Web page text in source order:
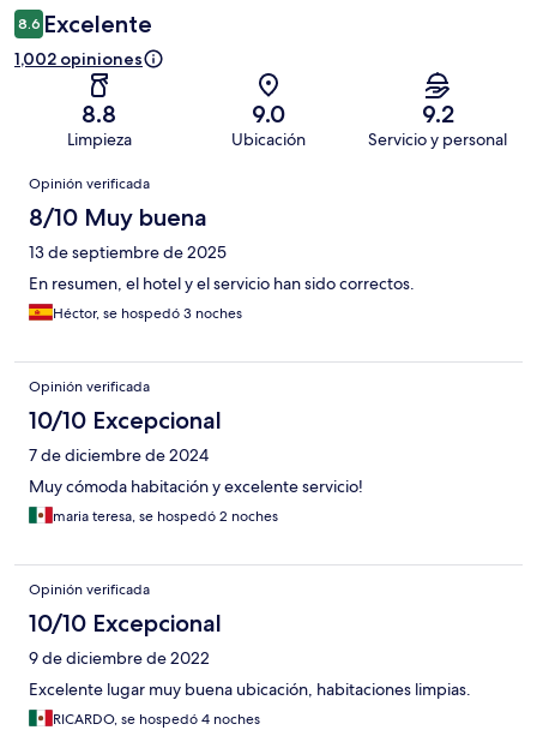
8.6 Excelente
1,002 opiniones
8.8
Limpieza
9.0
Ubicación
9.2
Servicio y personal
Opiniones
Opinión verificada
8/10 Muy buena
13 de septiembre de 2025
En resumen, el hotel y el servicio han sido correctos.
Héctor, se hospedó 3 noches
Opinión verificada
10/10 Excepcional
7 de diciembre de 2024
Muy cómoda habitación y excelente servicio!
maria teresa, se hospedó 2 noches
Opinión verificada
10/10 Excepcional
9 de diciembre de 2022
Excelente lugar muy buena ubicación, habitaciones limpias.
RICARDO, se hospedó 4 noches